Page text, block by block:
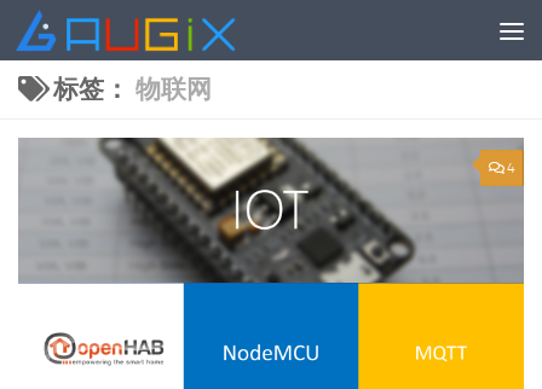
跳至内容
标签： 物联网
4